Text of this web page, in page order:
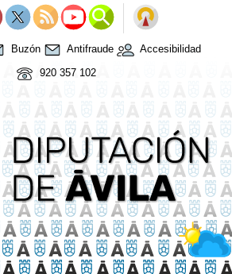
Buzón Antifraude
Accesibilidad
920 357 102